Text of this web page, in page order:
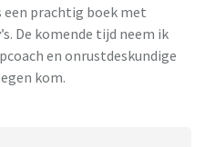
een prachtig boek met
De komende tijd neem ik
en onrustdeskundige
kom.